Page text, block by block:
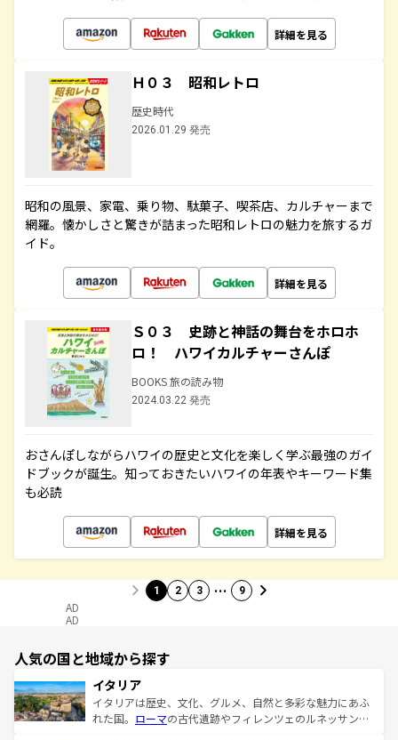
詳細を見る
Ｈ０３ 昭和レトロ
歴史時代
2026.01.29 発売
昭和の風景、家電、乗り物、駄菓子、喫茶店、カルチャーまで
網羅。懐かしさと驚きが詰まった昭和レトロの魅力を旅するガ
イド。
詳細を見る
Ｓ０３ 史跡と神話の舞台をホロホ
ロ！ ハワイカルチャーさんぽ
BOOKS 旅の読み物
2024.03.22 発売
おさんぽしながらハワイの歴史と文化を楽しく学ぶ最強のガイ
ドブックが誕生。知っておきたいハワイの年表やキーワード集
も必読
詳細を見る
1 2 3 … 9
AD
AD
人気の国と地域から探す
イタリア
イタリアは歴史、文化、グルメ、自然と多彩な魅力にあふ
れた国。 ローマの古代遺跡やフィレンツェのルネッサンス